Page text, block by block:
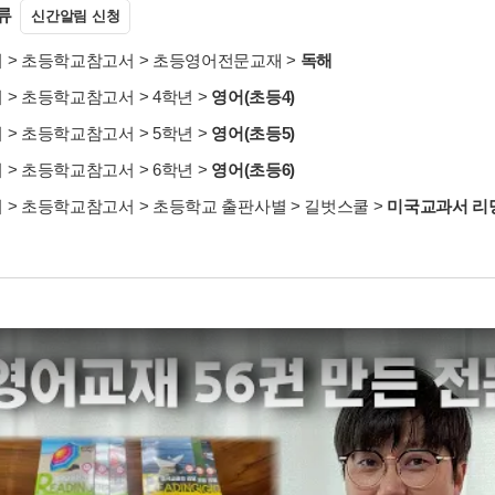
신간알림 신청
> 초등학교참고서 > 초등영어전문교재 > 독해
> 초등학교참고서 > 4학년 > 영어(초등4)
> 초등학교참고서 > 5학년 > 영어(초등5)
> 초등학교참고서 > 6학년 > 영어(초등6)
> 초등학교참고서 > 초등학교 출판사별 > 길벗스쿨 > 미국교과서 리